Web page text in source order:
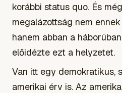
korábbi status quo. És
megalázottság nem
hanem abban a
előidézte ezt a helyzetet.
Van itt egy demokratikus,
amerikai érv is. Az